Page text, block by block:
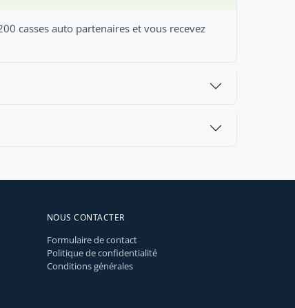
casses auto partenaires et vous recevez
NOUS CONTACTER
Formulaire de contact
Politique de confidentialité
Conditions générales